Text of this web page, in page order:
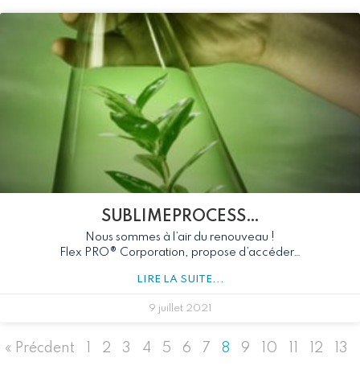
SUBLIMEPROCESS…
Nous sommes à l’air du renouveau !
Flex PRO® Corporation, propose d’accéder…
LIRE LA SUITE...
9 juillet 2021
« Précdent 2 3 4 5 6 7 8 9 10 12 13